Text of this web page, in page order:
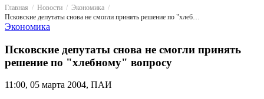
Главная Новости
Экономика
Псковские депутаты снова не смогли принять решение по "хлебному" вопросу
Экономика
Псковские депутаты снова не смогли принять
решение по "хлебному" вопросу
11:00, 05 марта 2004, ПАИ